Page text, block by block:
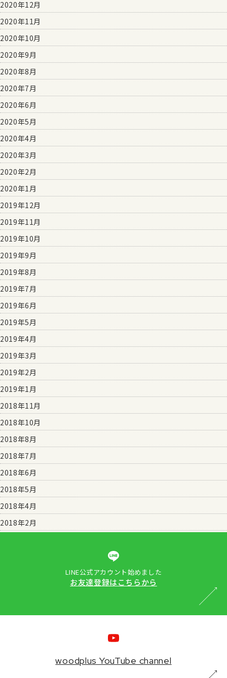
2020年12月
2020年11月
2020年10月
2020年9月
2020年8月
2020年7月
2020年6月
2020年5月
2020年4月
2020年3月
2020年2月
2020年1月
2019年12月
2019年11月
2019年10月
2019年9月
2019年8月
2019年7月
2019年6月
2019年5月
2019年4月
2019年3月
2019年2月
2019年1月
2018年11月
2018年10月
2018年8月
2018年7月
2018年6月
2018年5月
2018年4月
2018年2月
LINE公式アカウント始めました
お友達登録はこちらから
woodplus YouTube channel